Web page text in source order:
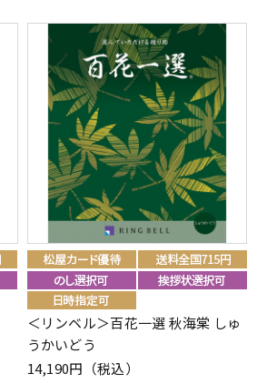
＜リンベル＞百花一選 秋海棠 しゅ
うかいどう
14,190円（税込）